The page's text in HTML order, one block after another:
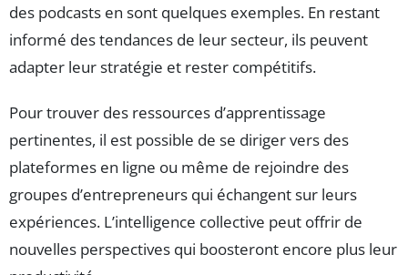
des podcasts en sont quelques exemples. En restant
informé des tendances de leur secteur, ils peuvent
adapter leur stratégie et rester compétitifs.
Pour trouver des ressources d’apprentissage
pertinentes, il est possible de se diriger vers des
plateformes en ligne ou même de rejoindre des
groupes d’entrepreneurs qui échangent sur leurs
expériences. L’intelligence collective peut offrir de
nouvelles perspectives qui boosteront encore plus leur